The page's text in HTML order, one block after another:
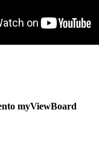
myViewBoard